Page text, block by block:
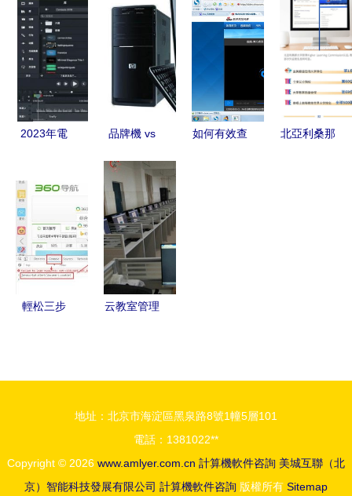
引領計算機
軟件咨詢新
高度
輕松實現員
工電腦的遠
計模板下載
與咨詢服務
作技巧與軟
件推薦
2023年電
排行榜 哪
個最好用？
品牌機 vs
何選擇最適
合你的電
腦？
如何有效查
北亞利桑那
輕松三步
云教室管理
慧教育新篇
章
地址：北京市海淀區黑泉路8號1幢5層101
電話：1381022**
Copyright © 2026 www.amlyer.com.cn 計算機軟件咨詢 美城互聯（北
京）智能科技發展有限公司 計算機軟件咨詢 版權所有 Sitemap